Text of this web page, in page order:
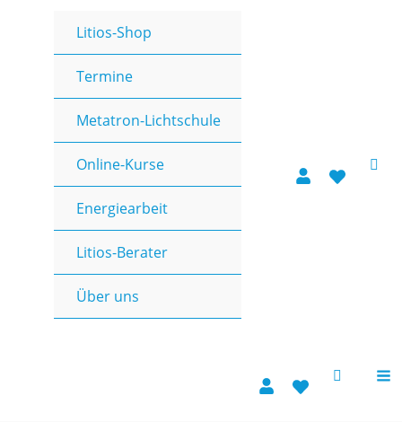
springen
Litios-Shop
Termine
Metatron-Lichtschule
Online-Kurse
Energiearbeit
Litios-Berater
Über uns